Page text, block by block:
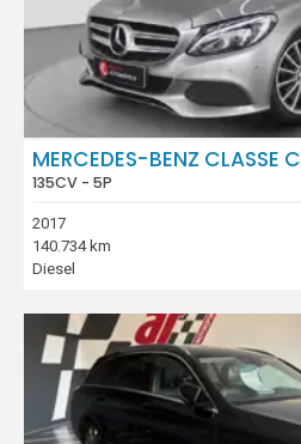
MERCEDES-BENZ CLASSE C
135CV - 5P
2017
140.734 km
Diesel